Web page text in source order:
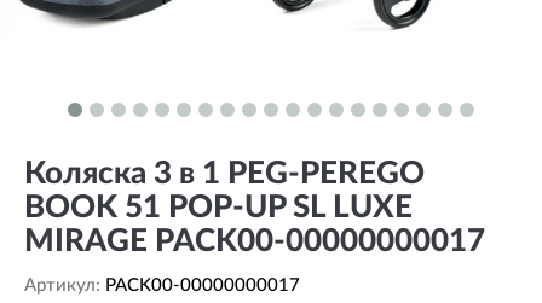
Коляска 3 в 1 PEG-PEREGO
BOOK 51 POP-UP SL LUXE
MIRAGE PACK00-00000000017
Артикул: PACK00-00000000017